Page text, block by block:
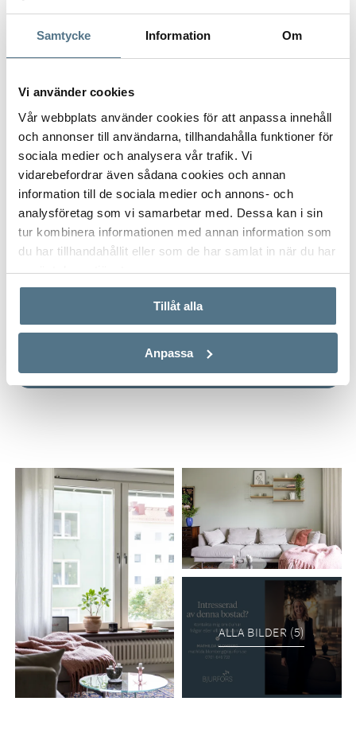
Samtycke Information Om
Vi använder cookies
Vår webbplats använder cookies för att anpassa innehåll
och annonser till användarna, tillhandahålla funktioner för
sociala medier och analysera vår trafik. Vi
vidarebefordrar även sådana cookies och annan
information till de sociala medier och annons- och
analysföretag som vi samarbetar med. Dessa kan i sin
tur kombinera informationen med annan information som
du har tillhandahållit eller som de har samlat in när du har
använt deras tjänster.
Tillåt alla
Anpassa
Gatuadress (Välj adress)
Postort*
Ange ditt postnummer (5 siffror utan mellanslag)
ALLA BILDER (5)